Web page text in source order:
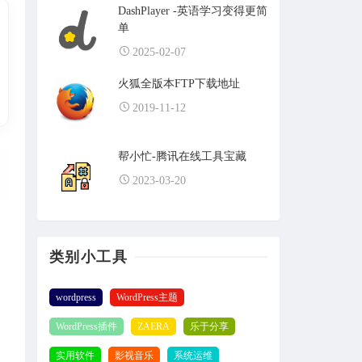
DashPlayer -英语学习变得更简
单
2025-02-07
火狐全版本FTP下载地址
2019-11-12
帮小忙-腾讯在线工具宝藏
2023-03-20
类别小工具
wordpress WordPress主题
WordPress插件 ZAERA 乐于分享
实用软件 影视音乐 系统运维